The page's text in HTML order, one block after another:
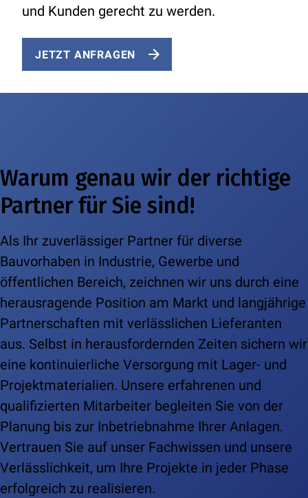
und Kunden gerecht zu werden.
JETZT ANFRAGEN
Warum genau wir der richtige
Partner für Sie sind!
Als Ihr zuverlässiger Partner für diverse
Bauvorhaben in Industrie, Gewerbe und
öffentlichen Bereich, zeichnen wir uns durch eine
herausragende Position am Markt und langjährige
Partnerschaften mit verlässlichen Lieferanten
aus. Selbst in herausfordernden Zeiten sichern wir
eine kontinuierliche Versorgung mit Lager- und
Projektmaterialien. Unsere erfahrenen und
qualifizierten Mitarbeiter begleiten Sie von der
Planung bis zur Inbetriebnahme Ihrer Anlagen.
Vertrauen Sie auf unser Fachwissen und unsere
Verlässlichkeit, um Ihre Projekte in jeder Phase
erfolgreich zu realisieren.